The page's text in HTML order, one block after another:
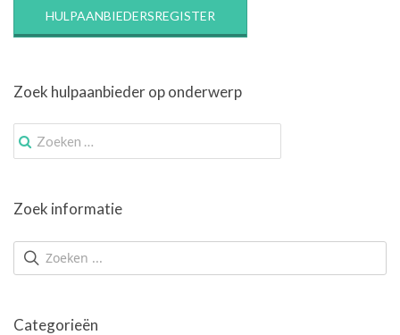
HULPAANBIEDERSREGISTER
Zoek hulpaanbieder op onderwerp
Zoek
naar:
Zoek informatie
Categorieën